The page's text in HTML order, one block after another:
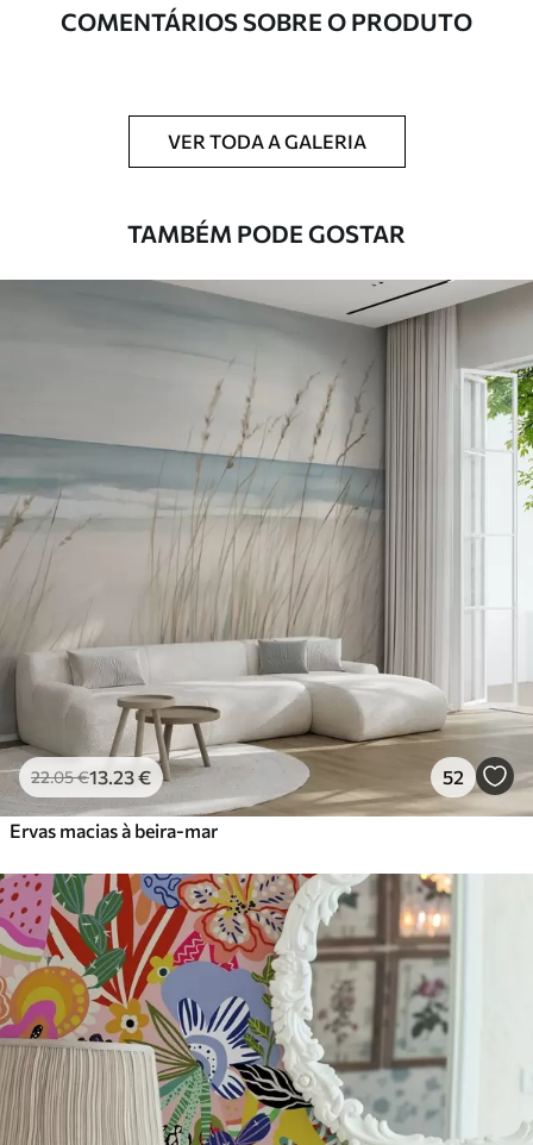
Adicionalmente
Disponível com revestimento de verniz
esponja macia. Murais de parede com
revestimento de verniz podem ser limpos
Aplicação perfeita
45 .0027.00€/m²
Premium
56.67
Vinil Premium
65.0039.00€
Peel and Stick
81.6749.00€/m²
COMENTÁRIOS SOBRE O PRODUTO
VER TODA A GALERIA
TAMBÉM PODE GOSTAR
22.05€13 .23€ 52
Ervas macias à beira-mar